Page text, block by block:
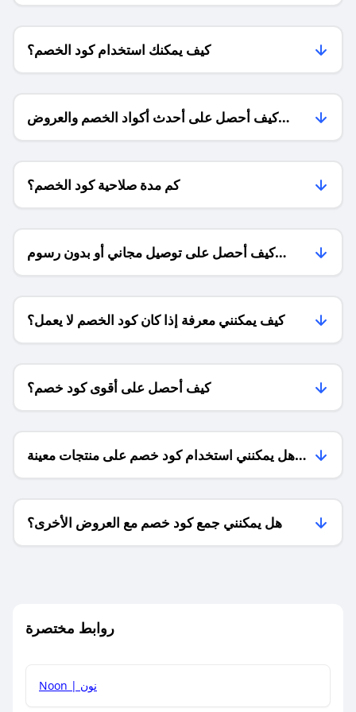
كيف يمكنك استخدام كود الخصم؟
كيف أحصل على أحدث أكواد الخصم والعروض
للمتاجر؟
كم مدة صلاحية كود الخصم؟
كيف أحصل على توصيل مجاني أو بدون رسوم
الشحن ؟
كيف يمكنني معرفة إذا كان كود الخصم لا يعمل؟
كيف أحصل على أقوى كود خصم؟
هل يمكنني استخدام كود خصم على منتجات معينة
فقط؟
هل يمكنني جمع كود خصم مع العروض الأخرى؟
روابط مختصرة
Noon | نون